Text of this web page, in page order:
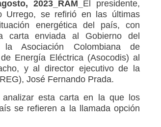
2023_RAM_ El presidente,
Urrego, se refirió en las últimas
energética del país, con
carta enviada al Gobierno del
Asociación Colombiana de
Energía Eléctrica (Asocodis) al
y al director ejecutivo de la
José Fernando Prada.
esta carta en la que los
se refieren a la llamada opción